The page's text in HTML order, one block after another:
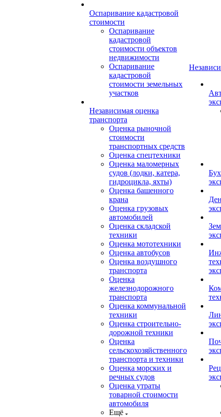
Оспаривание кадастровой
стоимости
Оспаривание
кадастровой
стоимости объектов
недвижимости
Оспаривание
кадастровой
стоимости земельных
участков
Независимая оценка
транспорта
Оценка рыночной
стоимости
транспортных средств
Оценка спецтехники
Оценка маломерных
судов (лодки, катера,
гидроцикла, яхты)
Оценка башенного
крана
Оценка грузовых
автомобилей
Оценка складской
техники
Оценка мототехники
Оценка автобусов
Оценка воздушного
транспорта
Оценка
железнодорожного
транспорта
Оценка коммунальной
техники
Оценка строительно-
дорожной техники
Оценка
сельскохозяйственного
транспорта и техники
Оценка морских и
речных судов
Оценка утраты
товарной стоимости
автомобиля
Ещё